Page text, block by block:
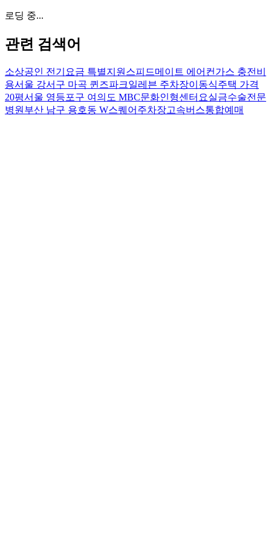
로딩 중...
관련 검색어
소상공인 전기요금 특별지원 스피드메이트 에어컨가스 충전비
용서울 강서구 마곡 퀸즈파크일레븐 주차장이동식주택 가격
20평서울 영등포구 여의도 MBC문화인형센터 요실금수술전문
병원 부산 남구 용호동 W스퀘어주차장고속버스통합예매